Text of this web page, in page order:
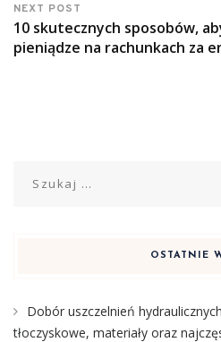
NEXT POST
10 skutecznych sposobów,
pieniądze na rachunkach za
OSTATNIE
Dobór uszczelnień
tłoczyskowe, materiały oraz